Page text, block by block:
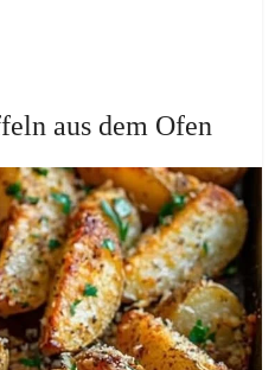
aus dem Ofen